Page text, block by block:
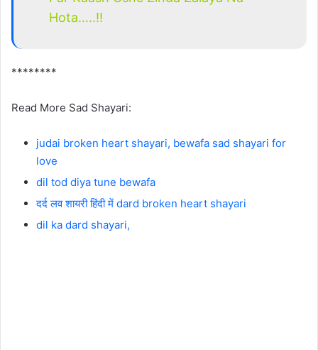
Hota…..!!
********
Read More Sad Shayari:
judai broken heart shayari, bewafa sad shayari for
love
dil tod diya tune bewafa
दर्द लव शायरी हिंदी में dard broken heart shayari
dil ka dard shayari,